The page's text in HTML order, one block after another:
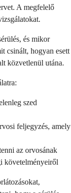
A megfelelő
és mikor
csinált, hogyan esett
közvetlenül utána.
szed
feljegyzés, amely
az orvosának
követelményeiről